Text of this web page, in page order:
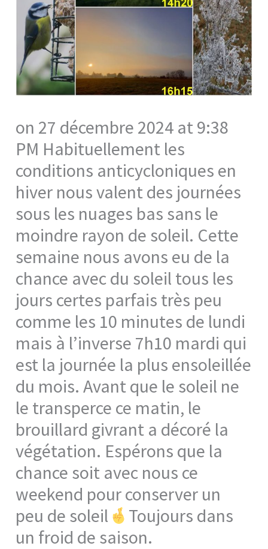
on 27 décembre 2024 at 9:38
PM Habituellement les
conditions anticycloniques en
hiver nous valent des journées
sous les nuages bas sans le
moindre rayon de soleil. Cette
semaine nous avons eu de la
chance avec du soleil tous les
jours certes parfais très peu
comme les 10 minutes de lundi
mais à l’inverse 7h10 mardi qui
est la journée la plus ensoleillée
du mois. Avant que le soleil ne
le transperce ce matin, le
brouillard givrant a décoré la
végétation. Espérons que la
chance soit avec nous ce
weekend pour conserver un
peu de soleil
Toujours dans
un froid de saison.